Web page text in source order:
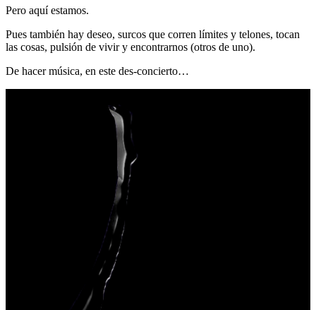
Pero aquí estamos.
Pues también hay deseo, surcos que corren límites y telones, tocan
las cosas, pulsión de vivir y encontrarnos (otros de uno).
De hacer música, en este des-concierto…